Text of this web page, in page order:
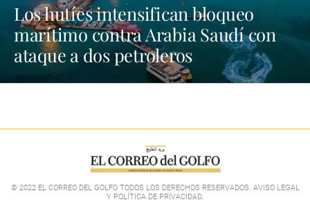
Los hutíes intensifican bloqueo
marítimo contra Arabia Saudí con
ataque a dos petroleros
© 2022 EL CORREO DEL GOLFO TODOS LOS DERECHOS RESERVADOS. AVISO LEGAL
Y POLÍTICA DE PRIVACIDAD.